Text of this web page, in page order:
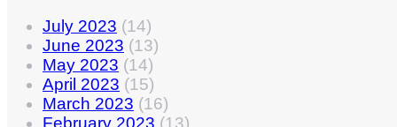
July 2023 (14)
June 2023 (13)
May 2023 (14)
April 2023 (15)
March 2023 (16)
February 2023 (13)